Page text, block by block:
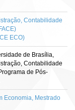
Contabilidade
ECO)
de Brasília,
Contabilidade
de Pós-
Economia, Mestrado